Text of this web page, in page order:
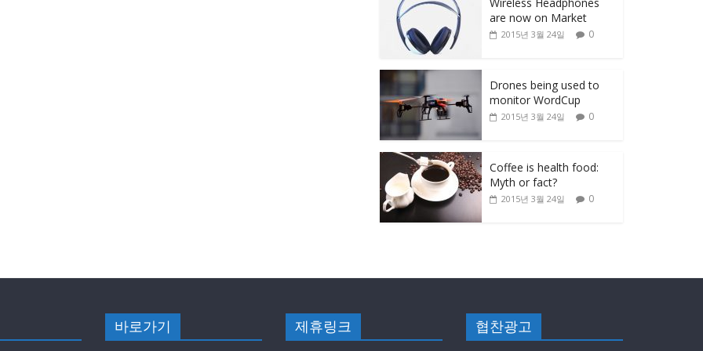
are now on Market
2015년 3월 24일 0
Drones being used to
monitor WordCup
2015년 3월 24일 0
Coffee is health food:
Myth or fact?
2015년 3월 24일 0
바로가기 제휴링크 협찬광고